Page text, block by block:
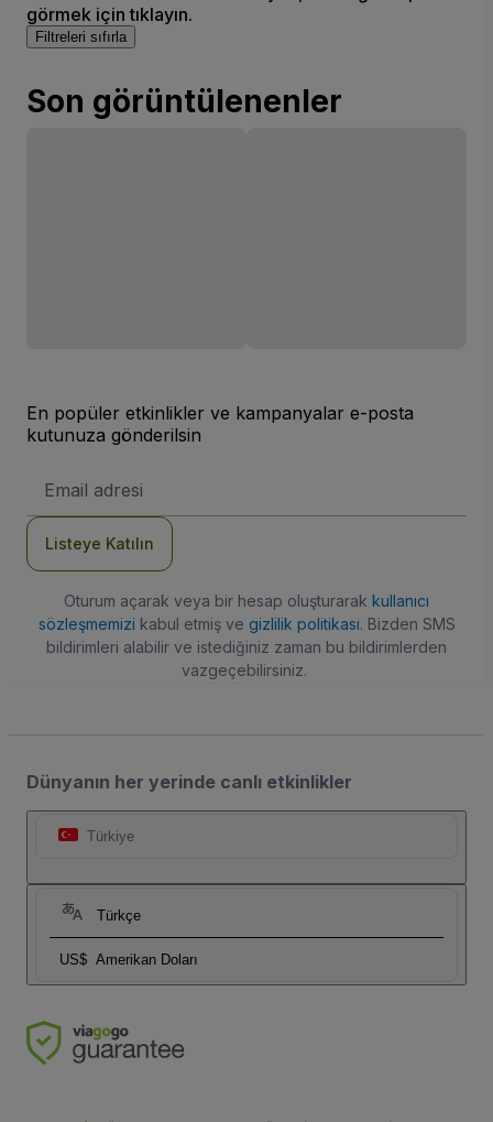
görmek için tıklayın.
Filtreleri sıfırla
Son görüntülenenler
En popüler etkinlikler ve kampanyalar e-posta
kutunuza gönderilsin
posta
Listeye Katılın
Oturum açarak veya bir hesap oluşturarak kullanıcı
sözleşmemizi kabul etmiş ve gizlilik politikası. Bizden SMS
bildirimleri alabilir ve istediğiniz zaman bu bildirimlerden
vazgeçebilirsiniz.
Dünyanın her yerinde canlı etkinlikler
Türkiye
Türkçe
US$ Amerikan Doları